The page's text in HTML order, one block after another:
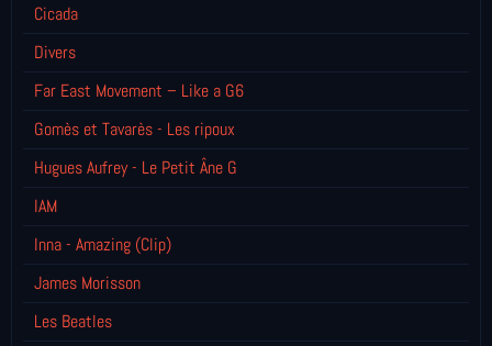
Cicada
Divers
Far East Movement – Like a G6
Gomès et Tavarès - Les ripoux
Hugues Aufrey - Le Petit Âne G
IAM
Inna - Amazing (Clip)
James Morisson
Les Beatles